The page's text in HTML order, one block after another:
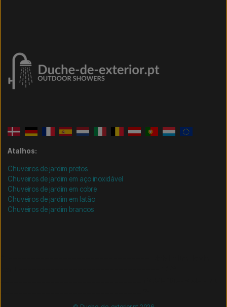
Atalhos:
Chuveiros de jardim pretos
Chuveiros de jardim em aço inoxidável
Chuveiros de jardim em cobre
Chuveiros de jardim em latão
Chuveiros de jardim brancos